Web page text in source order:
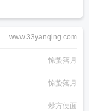
www.33yanqing.com
惊蛰落月
惊蛰落月
炒方便面